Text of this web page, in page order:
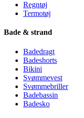
Regntøj
Termotøj
Bade & strand
Badedragt
Badeshorts
Bikini
Svømmevest
Svømmebriller
Badebassin
Badesko